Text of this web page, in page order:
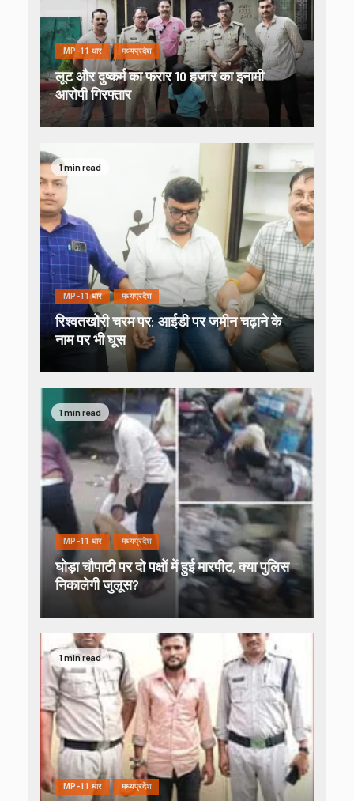
MP-11 धार मध्यप्रदेश
लूट और दुष्कर्म का फरार 10 हजार का इनामी
आरोपी गिरफ्तार
1 min read
MP-11 धार मध्यप्रदेश
रिश्वतखोरी चरम पर: आईडी पर जमीन चढ़ाने के
नाम पर भी घूस
1 min read
MP-11 धार मध्यप्रदेश
घोड़ा चौपाटी पर दो पक्षों में हुई मारपीट, क्या पुलिस
निकालेगी जुलूस?
1 min read
MP-11 धार मध्यप्रदेश